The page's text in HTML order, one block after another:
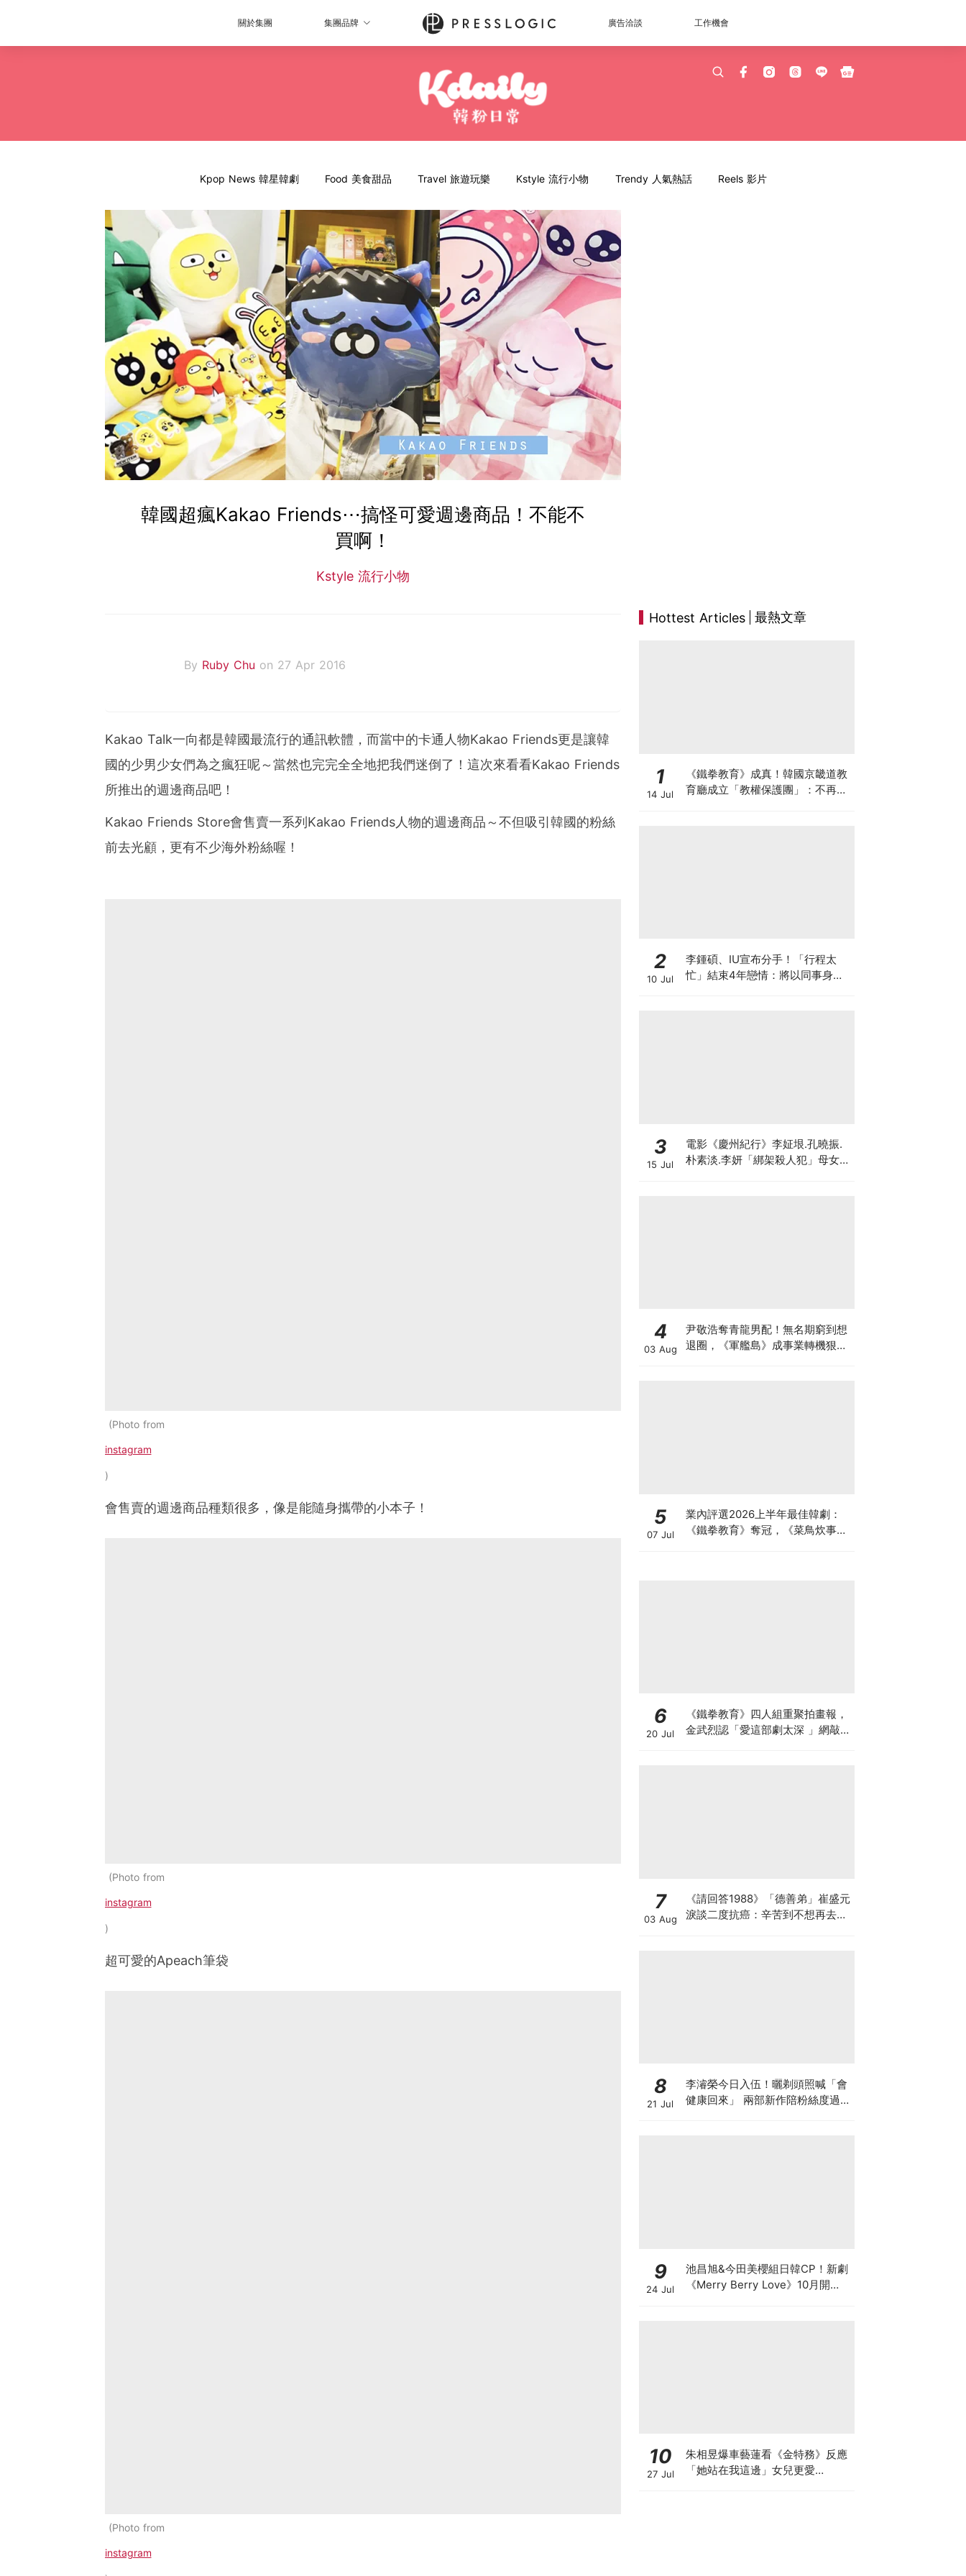
關於集團 集團品牌 廣告洽談 工作機會
Kpop News 韓星韓劇 Food 美食甜品 Travel 旅遊玩樂 Kstyle 流行小物 Trendy 人氣熱話 Reels 影片
韓國超瘋Kakao Friends⋯搞怪可愛週邊商品！不能不
買啊！
Kstyle 流行小物
By Ruby Chu on 27 Apr 2016
Kakao Talk一向都是韓國最流行的通訊軟體，而當中的卡通人物Kakao Friends更是讓韓
國的少男少女們為之瘋狂呢～當然也完完全全地把我們迷倒了！這次來看看Kakao Friends
所推出的週邊商品吧！
Kakao Friends Store會售賣一系列Kakao Friends人物的週邊商品～不但吸引韓國的粉絲
前去光顧，更有不少海外粉絲喔！
Photo from
instagram
會售賣的週邊商品種類很多，像是能隨身攜帶的小本子！
Photo from
instagram
超可愛的Apeach筆袋
Photo from
instagram
Hottest Articles 最熱文章
1
14 Jul
《鐵拳教育》成真！韓國京畿道教
育廳成立「教權保護團」：不再讓
2
10 Jul
李鍾碩、IU宣布分手！「行程太
忙」結束4年戀情：將以同事身分
3
15 Jul
電影《慶州紀行》李姃垠.孔曉振.
朴素淡.李妍「綁架殺人犯」母女檔
4
03 Aug
尹敬浩奪青龍男配！無名期窮到想
退圈，《軍艦島》成事業轉機狠甩
5
07 Jul
業內評選2026上半年最佳韓劇：
《鐵拳教育》奪冠，《菜鳥炊事
6
20 Jul
《鐵拳教育》四人組重聚拍畫報，
金武烈認「愛這部劇太深 」網敲：
7
03 Aug
《請回答1988》「德善弟」崔盛元
淚談二度抗癌：辛苦到不想再去回
8
21 Jul
李濬榮今日入伍！曬剃頭照喊「會
健康回來」 兩部新作陪粉絲度過軍
9
24 Jul
池昌旭&今田美櫻組日韓CP！新劇
《Merry Berry Love》10月開
10
27 Jul
朱相昱爆車藝蓮看《金特務》反應
「她站在我這邊」女兒更愛